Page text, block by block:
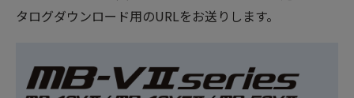
タログダウンロード用のURLをお送りします。